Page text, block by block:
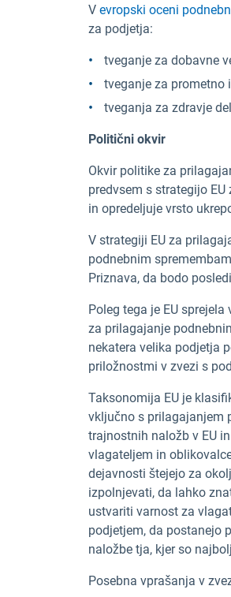
V evropski oceni
za podjetja:
tveganje za dobavne
tveganje za prometno
tveganja za zdravje
Politični okvir
Okvir politike za
predvsem s strategijo
in opredeljuje vrsto
V strategiji EU za
podnebnim
Priznava, da bodo
Poleg tega je EU
za prilagajanje
nekatera velika podjetja
priložnostmi v zvezi s
Taksonomija EU je
vključno s prilagajanjem
trajnostnih naložb v EU
vlagateljem in
dejavnosti štejejo za
izpolnjevati, da lahko
ustvariti varnost za
podjetjem, da postanejo
naložbe tja, kjer so
Posebna vprašanja v